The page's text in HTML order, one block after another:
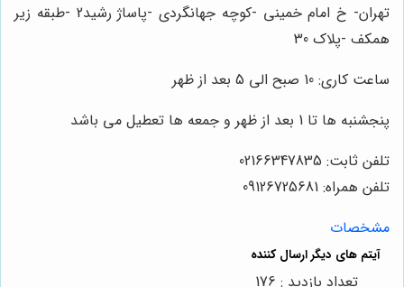
تهران- خ امام خمینی -کوچه جهانگردی -پاساژ رشید2 -طبقه زیر
همکف -پلاک 30
ساعت کاری: 10 صبح الی 5 بعد از ظهر
پنجشنبه ها تا 1 بعد از ظهر و جمعه ها تعطیل می باشد
تلفن ثابت: 02166347835
تلفن همراه: 09126725681
مشخصات
تعداد بازدید : 176